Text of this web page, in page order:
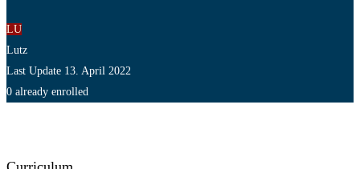
LU
Lutz
Last Update 13. April 2022
0 already enrolled